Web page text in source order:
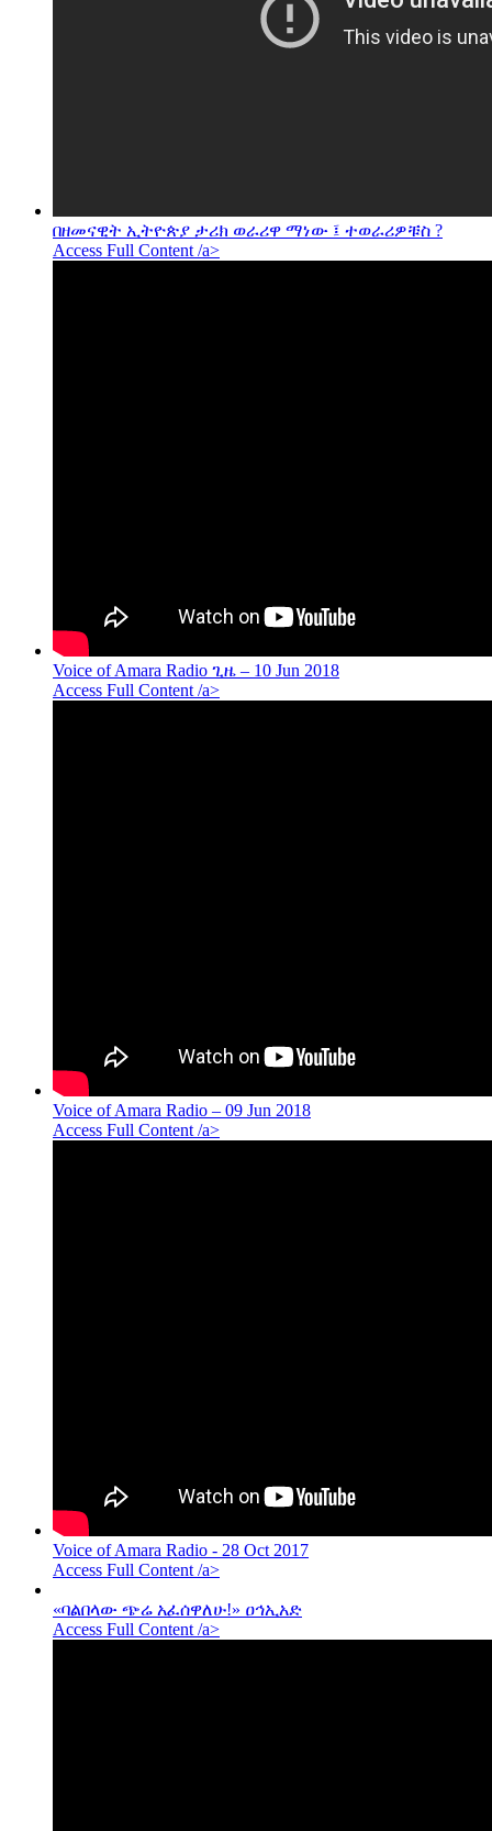
በዘመናዊት ኢትዮጵያ ታሪክ ወራሪዋ ማነው ፤ ተወራሪዎቹስ ?
Access Full Content /a>
Voice of Amara Radio ጊዜ – 10 Jun 2018
Access Full Content /a>
Voice of Amara Radio – 09 Jun 2018
Access Full Content /a>
Voice of Amara Radio - 28 Oct 2017
Access Full Content /a>
«ባልበላው ጭሬ አፈሰዋለሁ!» ዐኅኢአድ
Access Full Content /a>